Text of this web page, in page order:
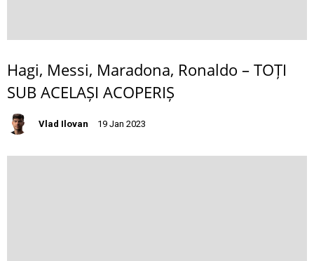
Hagi, Messi, Maradona, Ronaldo – TOȚI
SUB ACELAȘI ACOPERIȘ
Vlad Ilovan 19 Jan 2023